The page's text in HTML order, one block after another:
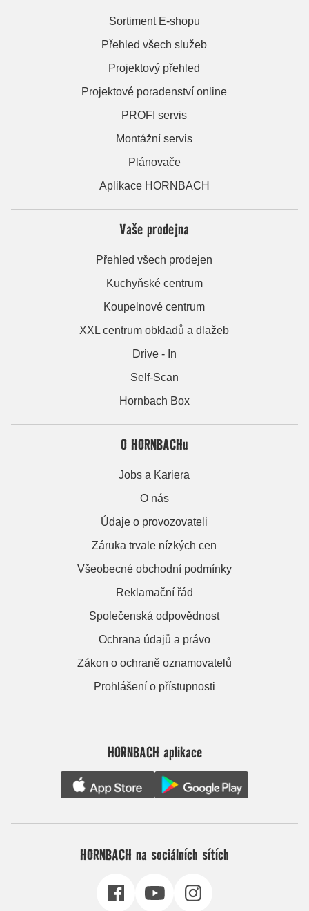
Sortiment E-shopu
Přehled všech služeb
Projektový přehled
Projektové poradenství online
PROFI servis
Montážní servis
Plánovače
Aplikace HORNBACH
Vaše prodejna
Přehled všech prodejen
Kuchyňské centrum
Koupelnové centrum
XXL centrum obkladů a dlažeb
Drive - In
Self-Scan
Hornbach Box
O HORNBACHu
Jobs a Kariera
O nás
Údaje o provozovateli
Záruka trvale nízkých cen
Všeobecné obchodní podmínky
Reklamační řád
Společenská odpovědnost
Ochrana údajů a právo
Zákon o ochraně oznamovatelů
Prohlášení o přístupnosti
HORNBACH aplikace
HORNBACH na sociálních sítích